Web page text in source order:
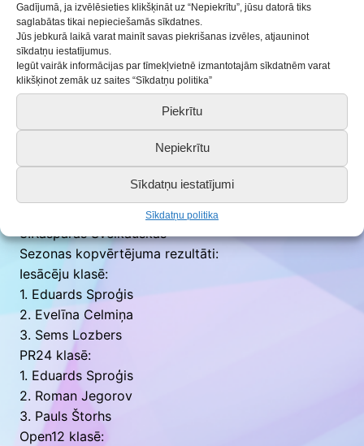
Gadījumā, ja izvēlēsieties klikšķināt uz “Nepiekrītu”, jūsu datorā tiks
saglabātas tikai nepieciešamās sīkdatnes.
Jūs jebkurā laikā varat mainīt savas piekrišanas izvēles, atjauninot
sīkdatņu iestatījumus.
Iegūt vairāk informācijas par tīmekļvietnē izmantotajām sīkdatnēm varat
klikšķinot zemāk uz saites “Sīkdatņu politika”
Piekrītu
Nepiekrītu
Sīkdatņu iestatījumi
Sīkdatņu politika
Iesācēju klasē:
1.Eduards Sproģis
2.Emīls Beierbahs
3.Tomass Beķeris
PR24 klasē:
2.Roman Jegorov
Open 12 klasē:
3.Kasparas Sveikauskas
Sezonas kopvērtējuma rezultāti:
Iesācēju klasē:
1. Eduards Sproģis
2. ⁠Evelīna Celmiņa
3. ⁠Sems Lozbers
PR24 klasē:
1. Eduards Sproģis
2. ⁠Roman Jegorov
3. ⁠Pauls Štorhs
Open12 klasē: